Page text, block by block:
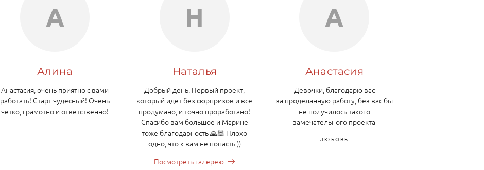
А
Алина
Анастасия, очень приятно с вами
работать! Старт чудесный! Очень
четко, грамотно и ответственно!
Н
Наталья
Добрый день. Первый проект,
который идет без сюрпризов и все
продумано, и точно проработано!
Спасибо вам большое и Марине
тоже благодарность 🙏🏻 Плохо
одно, что к вам не попасть ))
Посмотреть галерею
А
Анастасия
Девочки, благодарю вас
за проделанную работу, без вас бы
не получилось такого
замечательного проекта
ЛЮБОВЬ